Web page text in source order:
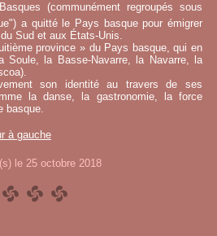
(communément regroupés sous
a quitté le Pays basque pour émigrer
Sud et aux États-Unis.
province » du Pays basque, qui en
Soule, la Basse-Navarre, la Navarre, la
son identité au travers de ses
la danse, la gastronomie, la force
basque.
à gauche
le 25 octobre 2018